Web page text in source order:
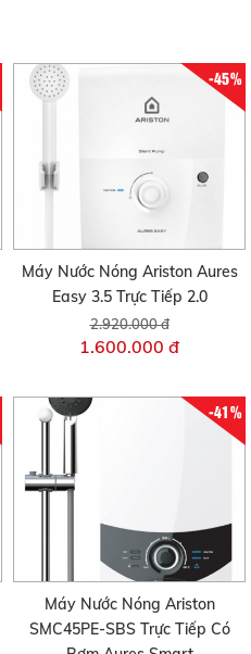
-45%
Máy Nước Nóng Ariston Aures
Easy 3.5 Trực Tiếp 2.0
2.920.000 đ
1.600.000 đ
-41%
Máy Nước Nóng Ariston
SMC45PE-SBS Trực Tiếp Có